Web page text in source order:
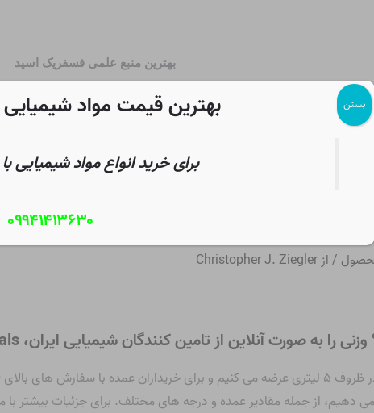
بهترین منبع علمی فسفریک اسید
۱۰% وزنی
/ از Christopher J. Ziegler
دهیم، از جمله مقادیر عمده و درجه های مختلف. برای جزئیات بیشتر با
بهترین قیمت مواد شیمیایی
برای خرید انواع مواد شیمیایی
۰۹۹۴۱۴۱۳۶۳۰
بستن